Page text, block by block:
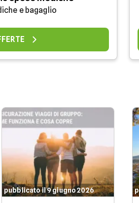
e bagaglio
pubblicato il 9 giugno 2026